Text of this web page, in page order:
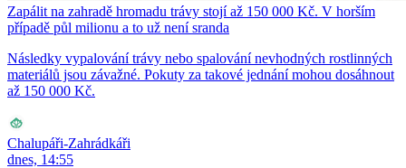
Zapálit na zahradě hromadu trávy stojí až 150 000 Kč. V horším
případě půl milionu a to už není sranda
Následky vypalování trávy nebo spalování nevhodných rostlinných
materiálů jsou závažné. Pokuty za takové jednání mohou dosáhnout
až 150 000 Kč.
Chalupáři-Zahrádkáři
dnes, 14:55